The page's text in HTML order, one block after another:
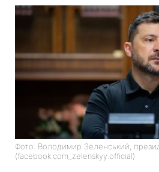
Фото: Володимир Зеленський,
(facebook.com_zelenskyy.official)